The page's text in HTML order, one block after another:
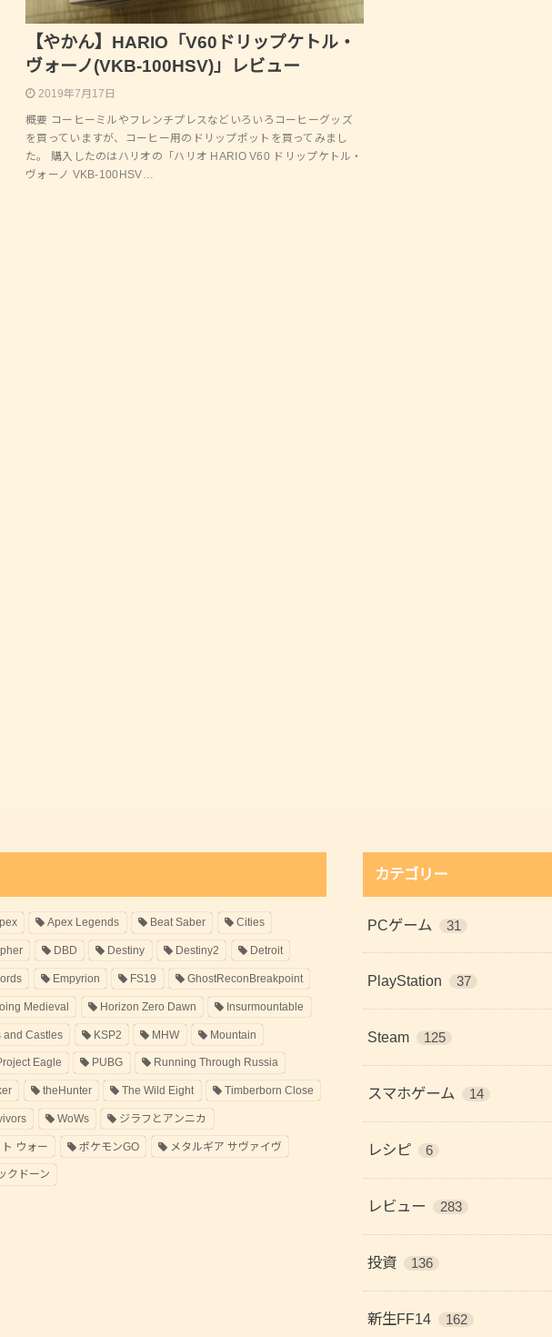
【やかん】HARIO「V60ドリップケトル・
ヴォーノ(VKB-100HSV)」レビュー
2019年7月17日
概要 コーヒーミルやフレンチプレスなどいろいろコーヒーグッズ
を買っていますが、コーヒー用のドリップポットを買ってみまし
た。 購入したのはハリオの「ハリオ HARIO V60 ドリップケトル・
ヴォーノ VKB-100HSV…
Apex Legends Beat Saber Cities
DBD Destiny Destiny2 Detroit
Empyrion FS19 GhostReconBreakpoint
Medieval Horizon Zero Dawn Insurmountable
and Castles KSP2 MHW Mountain
Eagle PUBG Running Through Russia
theHunter The Wild Eight Timberborn Close
WoWs ジラフとアンニカ
ウォー ポケモンGO メタルギア サヴァイヴ
クドーン
カテゴリー
PCゲーム 31
PlayStation 37
Steam 125
スマホゲーム 14
レシピ 6
レビュー 283
投資 136
新生FF14 162